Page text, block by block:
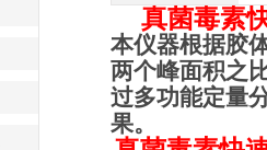
真菌毒素
本仪器根据胶
两个峰面积之
过多功能定量
果。